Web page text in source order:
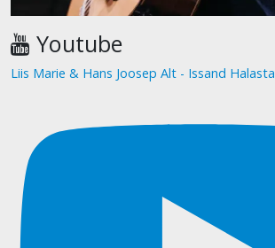
Youtube
Liis Marie & Hans Joosep Alt - Issand Halasta